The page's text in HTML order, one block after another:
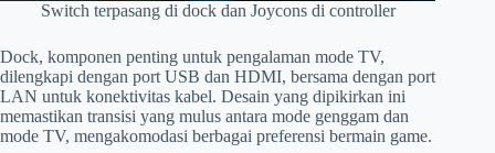
Switch terpasang di dock dan Joycons di controller
Dock, komponen penting untuk pengalaman mode TV,
dilengkapi dengan port USB dan HDMI, bersama dengan port
LAN untuk konektivitas kabel. Desain yang dipikirkan ini
memastikan transisi yang mulus antara mode genggam dan
mode TV, mengakomodasi berbagai preferensi bermain game.